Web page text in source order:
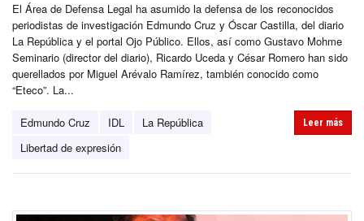
El Área de Defensa Legal ha asumido la defensa de los reconocidos
periodistas de investigación Edmundo Cruz y Óscar Castilla, del diario
La República y el portal Ojo Público. Ellos, así como Gustavo Mohme
Seminario (director del diario), Ricardo Uceda y César Romero han sido
querellados por Miguel Arévalo Ramírez, también conocido como
“Eteco”. La...
Edmundo Cruz IDL
La República
Libertad de expresión
Leer más